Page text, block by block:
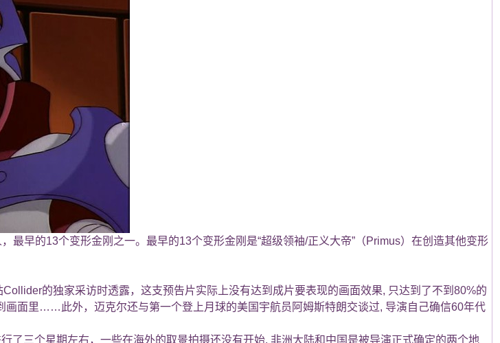
最早的13个变形金刚之一。最早的13个变形金刚是“超级领袖/正义大帝”（Primus）在创造其他变形
的独家采访时透露，这支预告片实际上没有达到成片要表现的画面效果, 只达到了不到80%的
画面里……此外，迈克尔还与第一个登上月球的美国宇航员阿姆斯特朗交谈过, 导演自己确信60年代
三个星期左右，一些在海外的取景拍摄还没有开始, 非洲大陆和中国是被导演正式确定的两个地